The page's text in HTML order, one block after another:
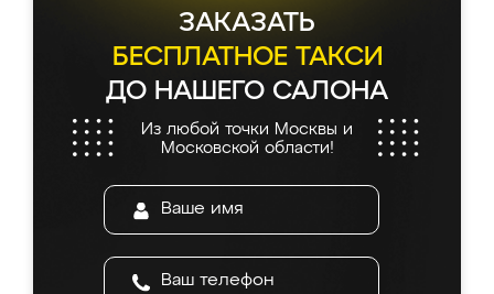
ЗАКАЗАТЬ
БЕСПЛАТНОЕ ТАКСИ
ДО НАШЕГО САЛОНА
Из любой точки Москвы и
Московской области!